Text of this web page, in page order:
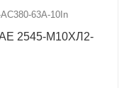
63А-10In
АЕ 2545-М10ХЛ2-